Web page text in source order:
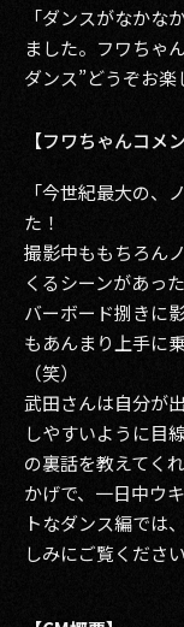
「ダンスがなかな
ました。フワちゃ
ダンス”どうぞお楽
【フワちゃんコメン
「今世紀最大の、
た！
撮影中ももちろん
くるシーンがあっ
バーボード捌きに
もあんまり上手に
（笑）
武田さんは自分が
しやすいように目
の裏話を教えてく
かげで、一日中ウ
トなダンス編では
しみにご覧ください